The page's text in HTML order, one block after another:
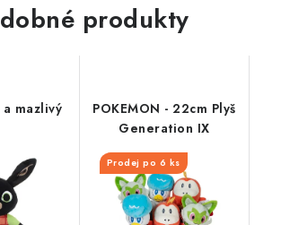
produkty
mazlivý
POKEMON - 22cm Plyš
Generation IX
Prodej po 6 ks